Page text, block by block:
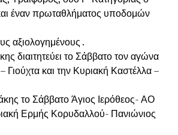
έναν πρωταθλήματος υποδομών
αξιολογημένους .
διαιτητεύει το Σάββατο τον αγώνα
και την Κυριακή Καστέλλα –
το Σάββατο Άγιος Ιερόθεος- ΑΟ
Ερμής Κορυδαλλού- Πανιώνιος